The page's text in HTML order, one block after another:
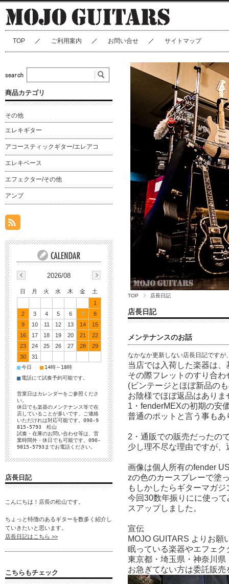
TOP ご利用案内 お問い合せ サイトマップ
TOP 店長日記
店長日記
メンテナンスのお話
なかなか更新しない店長日記です
当店では入荷した楽器は
その際フレットのすり合
(ビンテージとほぼ新品の
お陰様でほぼ返品はあり
1・fenderMEXの初期の安
普通のポットと言う事も
2・通販での販売だったの
少し理不尽な理由ですが、
画像は個人所有のfender
zの色のカースプレーで塗
もしかしたらギターマガ
今回30数年振りにに使っ
スアップしました。
宣伝
MOJO GUITARS よりお願
眠っている楽器やエフェ
東京都・埼玉県・神奈川
お急ぎてない方は委託販
商品カテゴリ
その他
エレキギター
アコースティックギター/エレアコ
エレキベース
エフェクター/その他
アンプ
2026/08
日 月 火 水 木 金
土
1
2
3 4 5 6 7
8
9
10 11 12 13 14
15
16
17 18 19 20 21
22
23
24 25 26 27 28
29
30
31
■今日 ■ 14時～18時
■ 電話にて試奏予約可能です。
営業日はカレンダーをご参照くださ
い。
休日でも楽器のメンテナンス等で在
店していることが多いです、ご連絡
いただけれは対応可能です。090-9
815-5793 松山
試奏・在庫のお問い合わせ等は、営
業時間外・休日でも可能です。090-
9815-5793までお電話ください。
店長日記
こんにちは！店長の松山です。
ちょっと特徴のあるギターを数多く紹介し
ていきたいと思います。
店長日記はこちら >>
こちらもチェック